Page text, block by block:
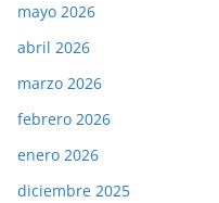
mayo 2026
abril 2026
marzo 2026
febrero 2026
enero 2026
diciembre 2025